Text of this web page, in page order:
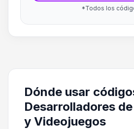
*Todos los
Dónde usar
Desarrolladores
y Videojuegos